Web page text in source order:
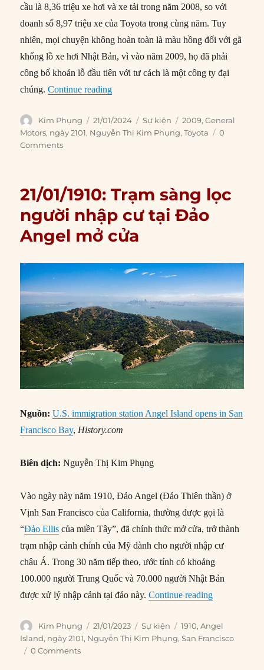
cầu là 8,36 triệu xe hơi và xe tải trong năm 2008, so với
doanh số 8,97 triệu xe của Toyota trong cùng năm. Tuy
nhiên, mọi chuyện không hoàn toàn là màu hồng đối với gã
khổng lồ xe hơi Nhật Bản, vì vào năm 2009, họ đã phải
công bố khoản lỗ đầu tiên với tư cách là một công ty đại
chúng.Continue reading“21/01/2009: Toyota trở thành nhà sản
Author
Kim Phụng
Posted
on
21/01/2024 Categories
Sự kiện Tags
2009,General
Motors, ngày 2101, Nguyễn Thị Kim Phụng,Toyota
0
Comments
21/01/1910: Trạm sàng lọc
người nhập cư tại Đảo
Angel mở cửa
Nguồn:U.S. immigration station Angel Island opens in San
Francisco Bay, History.com
Biên dịch:Nguyễn Thị Kim Phụng
Vào ngày này năm 1910, Đảo Angel (Đảo Thiên thần) ở
Vịnh San Francisco của California, thường được gọi là
“Đảo Ellis của miền Tây”, đã chính thức mở cửa, trở thành
trạm nhập cảnh chính của Mỹ dành cho người nhập cư
châu Á. Trong 30 năm tiếp theo, ước tính có khoảng
100.000 người Trung Quốc và 70.000 người Nhật Bản
được xử lý nhập cảnh tại đảo này.Continue reading“21/01/
Author
Kim Phụng
Posted
on
21/01/2023 Categories
Sự kiện Tags
1910,Angel
Island, ngày 2101, Nguyễn Thị Kim Phụng,San Francisco
0 Comments